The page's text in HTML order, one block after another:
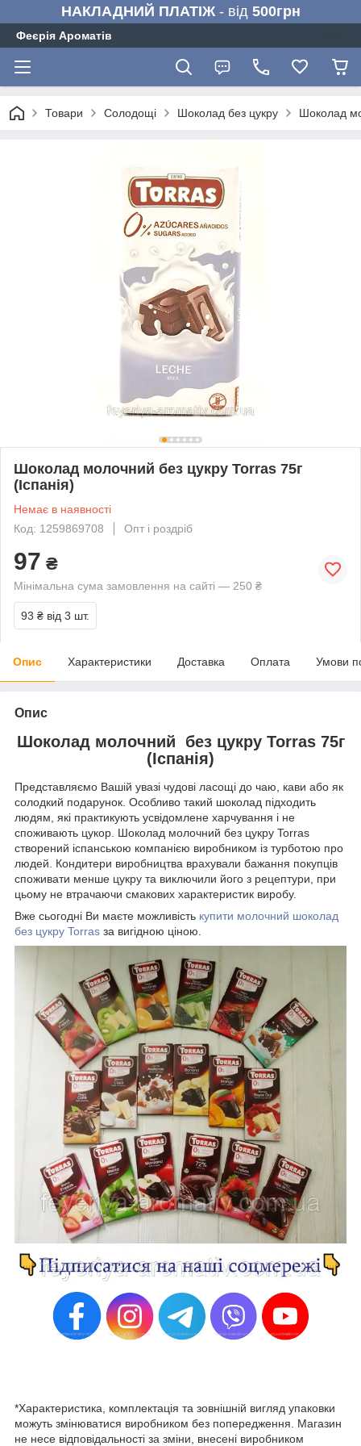
НАКЛАДНИЙ ПЛАТІЖ- від 500грн
Феєрія Ароматів
Товари Солодощі Шоколад без цукру Шоколад
Шоколад молочний без цукру Torras 75г
(Іспанія)
Немає в наявності
Код: 1259869708
Опт і роздріб
97 ₴
Мінімальна сума замовлення на сайті — 250 ₴
93 ₴ від 3 шт.
Опис Характеристики Доставка Оплата Умови
Опис
Шоколад молочний без цукру Torras 75г
(Іспанія)
Представляємо Вашій увазі чудові ласощі до чаю, кави або як
солодкий подарунок. Особливо такий шоколад підходить
людям, які практикують усвідомлене харчування і не
споживають цукор. Шоколад молочний без цукру Torras
створений іспанською компанією виробником із турботою про
людей. Кондитери виробництва врахували бажання покупців
споживати менше цукру та виключили його з рецептури, при
цьому не втрачаючи смакових характеристик виробу.
Вже сьогодні Ви маєте можливість купити молочний шоколад
без цукру Torras за вигідною ціною.
*Характеристика, комплектація та зовнішній вигляд упаковки
можуть змінюватися виробником без попередження. Магазин
не несе відповідальності за зміни, внесені виробником